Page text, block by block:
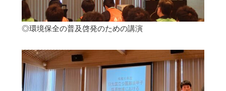
◎環境保全の普及啓発のための講演